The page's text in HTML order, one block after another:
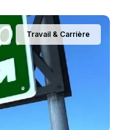
Travail & Carrière